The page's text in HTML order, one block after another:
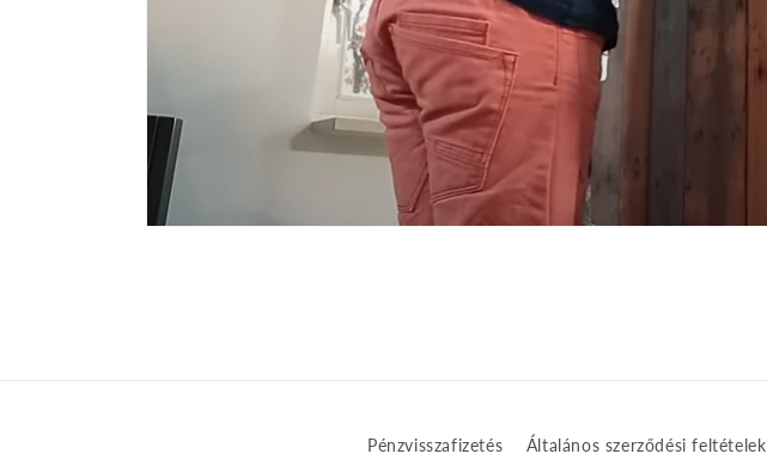
Pénzvisszafizetés Általános szerződési feltételek